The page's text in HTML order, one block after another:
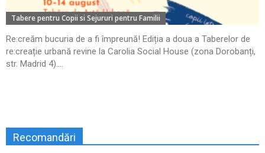
Tabere pentru Copii si Sejururi pentru Familii
Re:creăm bucuria de a fi împreună! Ediția a doua a Taberelor de
re:creație urbană revine la Carolia Social House (zona Dorobanți,
str. Madrid 4)....
Recomandări